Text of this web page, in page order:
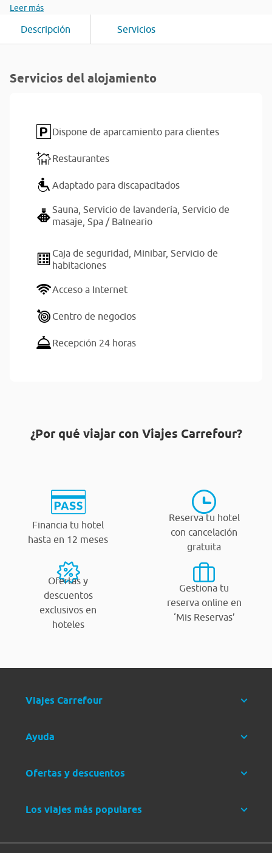
Leer más
Descripción Servicios
Servicios del alojamiento
Dispone de aparcamiento para clientes
Restaurantes
Adaptado para discapacitados
Sauna, Servicio de lavandería, Servicio de
masaje, Spa / Balneario
Caja de seguridad, Minibar, Servicio de
habitaciones
Acceso a Internet
Centro de negocios
Recepción 24 horas
¿Por qué viajar con Viajes Carrefour?
Financia tu hotel
hasta en 12 meses
Reserva tu hotel
con cancelación
gratuita
Ofertas y
descuentos
exclusivos en
hoteles
Gestiona tu
reserva online en
‘Mis Reservas’
Viajes Carrefour
Ayuda
Ofertas y descuentos
Los viajes más populares